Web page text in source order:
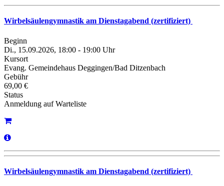
Wirbelsäulengymnastik am Dienstagabend (zertifiziert)
Beginn
Di., 15.09.2026, 18:00 - 19:00 Uhr
Kursort
Evang. Gemeindehaus Deggingen/Bad Ditzenbach
Gebühr
69,00 €
Status
Anmeldung auf Warteliste
Wirbelsäulengymnastik am Dienstagabend (zertifiziert)